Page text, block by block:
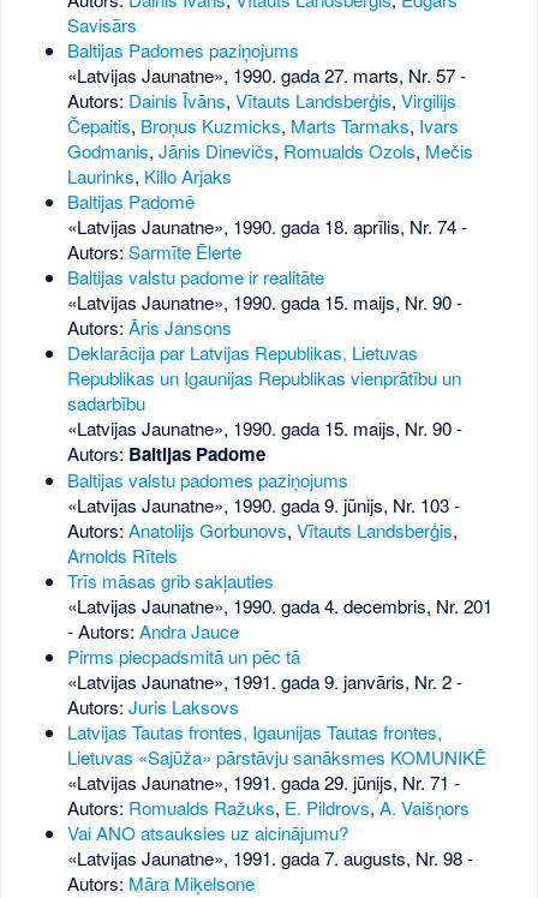
Savisārs
Baltijas Padomes paziņojums
«Latvijas Jaunatne», 1990. gada 27. marts, Nr. 57-
Autors: Dainis Īvāns, Vītauts Landsberģis, Virgilijs
Čepaitis, Broņus Kuzmicks, Marts Tarmaks, Ivars
Godmanis, Jānis Dinevičs, Romualds Ozols, Mečis
Laurinks, Killo Arjaks
Baltijas Padomē
«Latvijas Jaunatne», 1990. gada 18. aprīlis, Nr. 74-
Autors: Sarmīte Ēlerte
Baltijas valstu padome ir realitāte
«Latvijas Jaunatne», 1990. gada 15. maijs, Nr. 90-
Autors: Āris Jansons
Deklarācija par Latvijas Republikas, Lietuvas
Republikas un Igaunijas Republikas vienprātību un
sadarbību
«Latvijas Jaunatne», 1990. gada 15. maijs, Nr. 90-
Autors: Baltijas Padome
Baltijas valstu padomes paziņojums
«Latvijas Jaunatne», 1990. gada 9. jūnijs, Nr. 103-
Autors: Anatolijs Gorbunovs, Vītauts Landsberģis,
Arnolds Rītels
Trīs māsas grib sakļauties
«Latvijas Jaunatne», 1990. gada 4. decembris, Nr. 201
- Autors: Andra Jauce
Pirms piecpadsmitā un pēc tā
«Latvijas Jaunatne», 1991. gada 9. janvāris, Nr. 2-
Autors: Juris Laksovs
Latvijas Tautas frontes, Igaunijas Tautas frontes,
Lietuvas «Sajūža» pārstāvju sanāksmes KOMUNIKĒ
«Latvijas Jaunatne», 1991. gada 29. jūnijs, Nr. 71 -
Autors: Romualds Ražuks, E. Pildrovs, A. Vaišņors
Vai ANO atsauksies uz aicinājumu?
«Latvijas Jaunatne», 1991. gada 7. augusts, Nr. 98-
Autors: Māra Miķelsone